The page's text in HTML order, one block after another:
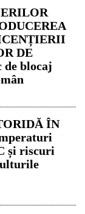
DE
de blocaj
ÎN
și riscuri